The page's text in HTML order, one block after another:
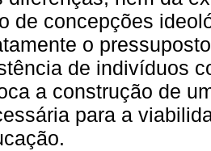
de concepções
o
de indivíduos
a construção de
para a